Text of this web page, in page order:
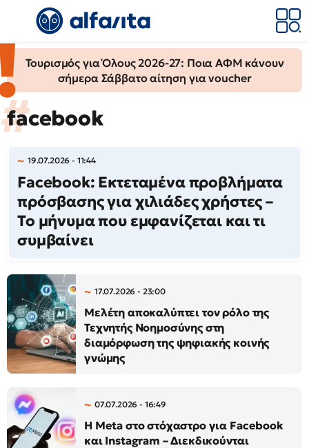
Τουρισμός για Όλους 2026-27: Ποια ΑΦΜ κάνουν
σήμερα Σάββατο αίτηση για voucher
facebook
19.07.2026 - 11:44
Facebook: Εκτεταμένα προβλήματα
πρόσβασης για χιλιάδες χρήστες –
Το μήνυμα που εμφανίζεται και τι
συμβαίνει
17.07.2026 - 23:00
Μελέτη αποκαλύπτει τον ρόλο της
Τεχνητής Νοημοσύνης στη
διαμόρφωση της ψηφιακής κοινής
γνώμης
07.07.2026 - 16:49
Η Meta στο στόχαστρο για Facebook
και Instagram – Διεκδικούνται